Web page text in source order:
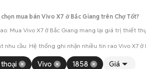
mua bán Vivo X7 ở Bắc Giang trên Chợ Tốt?
Mua Vivo X7 ở Bắc Giang mang lại giá trị thiết
nhu cầu: Hệ thống ghi nhận nhiều tin rao Vivo X7
Tạo điều kiện để người mua đến tận nơi xem xét
Vivo 1858 Giá